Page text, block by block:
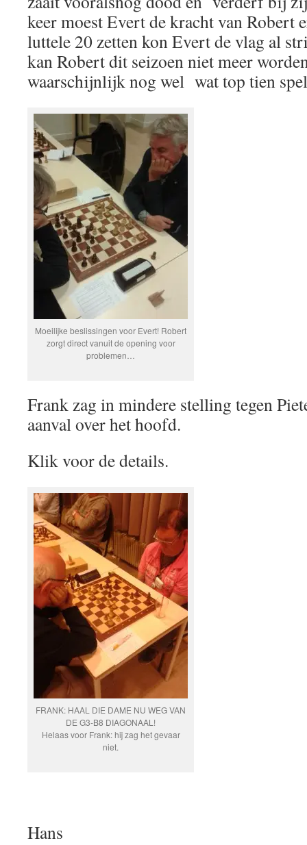
keer moest Evert de kracht van Robert
luttele 20 zetten kon Evert de vlag al
kan Robert dit seizoen niet meer
waarschijnlijk nog wel wat top tien
Moeilijke beslissingen voor Evert! Robert
zorgt direct vanuit de opening voor
problemen…
Frank zag in mindere stelling tegen
aanval over het hoofd.
Klik voor de details.
FRANK: HAAL DIE DAME NU WEG VAN
DE G3-B8 DIAGONAAL!
Helaas voor Frank: hij zag het gevaar
niet.
Hans